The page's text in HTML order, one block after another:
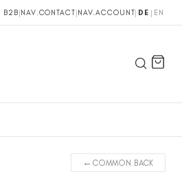
B2B|NAV.CONTACT|NAV.ACCOUNT| DE | EN
←COMMON.BACK